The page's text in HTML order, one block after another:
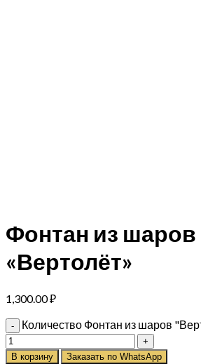
Фонтан из шаров
«Вертолёт»
1,300.00₽
Количество Фонтан из шаров
В корзину Заказать по WhatsApp